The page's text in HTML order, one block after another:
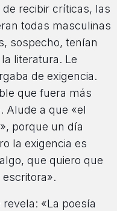
recibir críticas, las
todas masculinas
sospecho, tenían
literatura. Le
de exigencia.
que fuera más
Alude a que «el
porque un día
la exigencia es
que quiero que
«La poesía